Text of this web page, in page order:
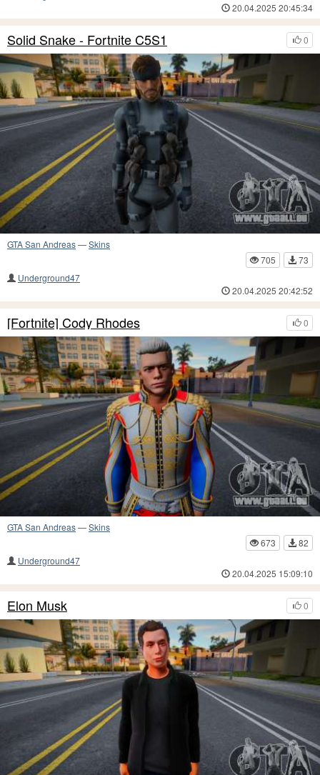
20.04.2025 20:45:34
0
Solid Snake - Fortnite C5S1
GTA San Andreas—Skins
705
73
Underground47
20.04.2025 20:42:52
0
[Fortnite] Cody Rhodes
GTA San Andreas—Skins
673
82
Underground47
20.04.2025 15:09:10
0
Elon Musk